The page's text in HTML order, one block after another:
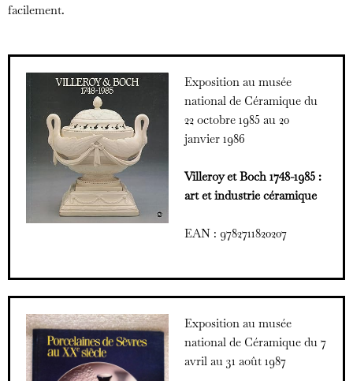
facilement.
Exposition au musée
national de Céramique du
22 octobre 1985 au 20
janvier 1986
Villeroy et Boch 1748-1985 :
art et industrie céramique
EAN : 9782711820207
Exposition au musée
national de Céramique du 7
avril au 31 août 1987